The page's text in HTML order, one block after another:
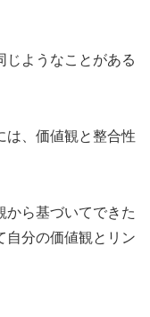
じようなことがある
は、価値観と整合性
から基づいてできた
自分の価値観とリン